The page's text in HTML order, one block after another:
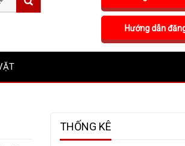
Hướng dẫn
THỐNG KÊ